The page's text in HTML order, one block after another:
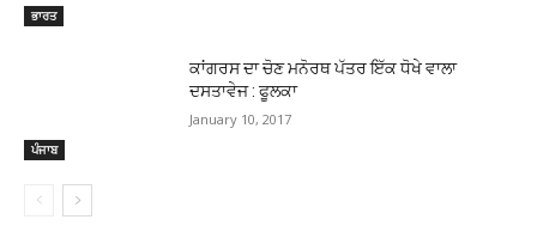
ਭਾਰਤ
ਪੰਜਾਬ
ਕਾਂਗਰਸ ਦਾ ਚੋਣ ਮਨੋਰਥ ਪੱਤਰ ਇੱਕ ਧੋਖੇ ਵਾਲਾ
ਦਸਤਾਵੇਜ : ਫੂਲਕਾ
January 10, 2017